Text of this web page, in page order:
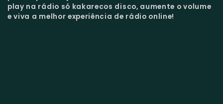
play na rádio só kakarecos disco, aumente o volume
e viva a melhor experiência de rádio online!